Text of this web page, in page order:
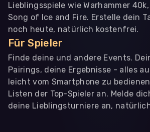
Lieblingsspiele wie Warhammer
Song of Ice and Fire. Erstelle dein
noch heute, natürlich kostenfrei.
Für Spieler
Finde deine und andere Events.
Pairings, deine Ergebnisse - alles
leicht vom Smartphone zu
Listen der Top-Spieler an. Melde
deine Lieblingsturniere an,